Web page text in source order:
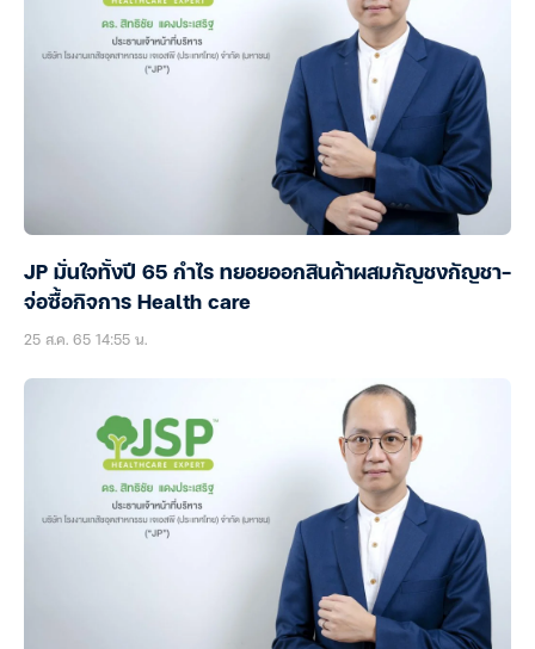
JP มั่นใจทั้งปี 65 กำไร ทยอยออกสินค้าผสมกัญชงกัญชา-
จ่อซื้อกิจการ Health care
25 ส.ค. 65 14:55 น.